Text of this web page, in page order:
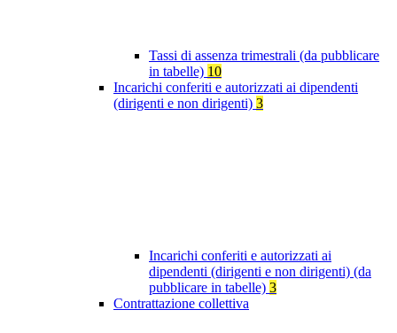
Tassi di assenza trimestrali (da pubblicare
in tabelle) 10
Incarichi conferiti e autorizzati ai dipendenti
(dirigenti e non dirigenti) 3
Incarichi conferiti e autorizzati ai
dipendenti (dirigenti e non dirigenti) (da
pubblicare in tabelle) 3
Contrattazione collettiva